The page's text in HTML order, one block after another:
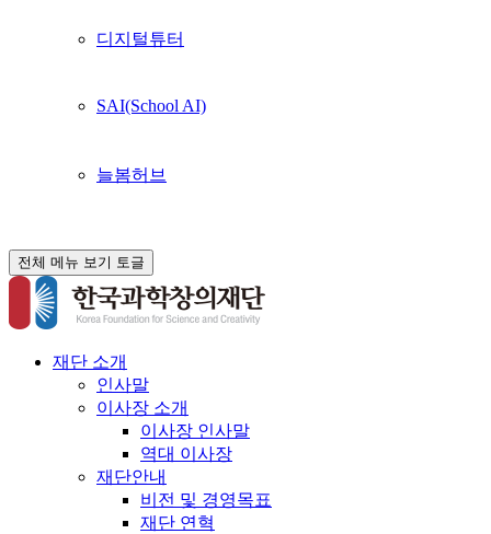
디지털튜터
SAI(School AI)
늘봄허브
전체 메뉴 보기 토글
재단 소개
인사말
이사장 소개
이사장 인사말
역대 이사장
재단안내
비전 및 경영목표
재단 연혁